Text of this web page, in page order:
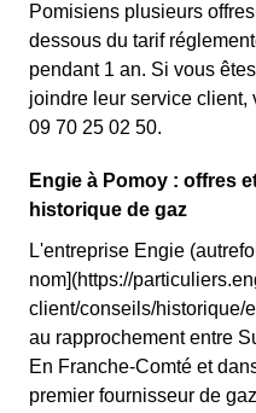
Pomisiens plusieurs
dessous du tarif
pendant 1 an. Si vous
joindre leur service client,
09 70 25 02 50.
Engie à Pomoy : offres
historique de gaz
L'entreprise Engie
nom](https://
client/conseils/historique/
au rapprochement entre
En Franche-Comté et
premier fournisseur de